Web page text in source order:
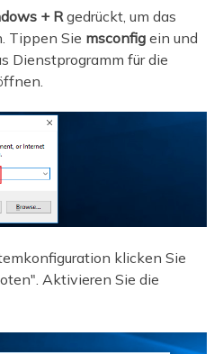
+ Rgedrückt, um das
Tippen Sie msconfig ein und
Dienstprogramm für die
klicken Sie
Aktivieren Sie die